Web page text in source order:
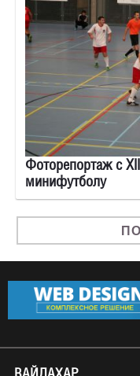
Фоторепортаж с
минифутболу